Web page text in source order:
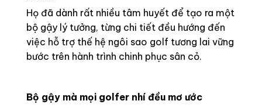
Họ đã dành rất nhiều tâm huyết để tạo ra một
bộ gậy lý tưởng, từng chi tiết đều hướng đến
việc hỗ trợ thế hệ ngôi sao golf tương lai vững
bước trên hành trình chinh phục sân cỏ.
Bộ gậy mà mọi golfer nhí đều mơ ước